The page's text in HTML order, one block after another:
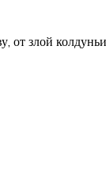
от злой